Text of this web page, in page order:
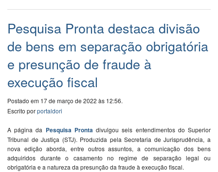
Pesquisa Pronta destaca divisão
de bens em separação obrigatória
e presunção de fraude à
execução fiscal
Postado em 17 de março de 2022 às 12:56.
Escrito porportaldori
​A página da Pesquisa Pronta divulgou seis entendimentos do Superior
Tribunal de Justiça (STJ). Produzida pela Secretaria de Jurisprudência, a
nova edição aborda, entre outros assuntos, a comunicação dos bens
adquiridos durante o casamento no regime de separação legal ou
obrigatória e a natureza da presunção da fraude à execução fiscal.